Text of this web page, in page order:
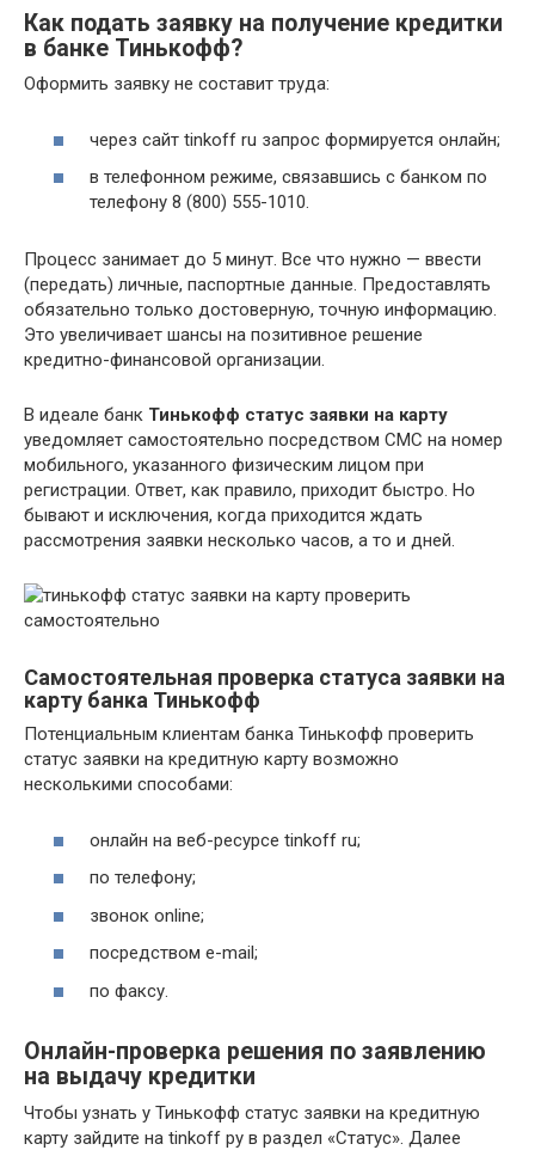
Как подать заявку на получение кредитки
в банке Тинькофф?
Оформить заявку не составит труда:
через сайт tinkoff ru запрос формируется онлайн;
в телефонном режиме, связавшись с банком по
телефону 8 (800) 555-1010.
Процесс занимает до 5 минут. Все что нужно — ввести
(передать) личные, паспортные данные. Предоставлять
обязательно только достоверную, точную информацию.
Это увеличивает шансы на позитивное решение
кредитно-финансовой организации.
В идеале банк Тинькофф статус заявки на карту
уведомляет самостоятельно посредством СМС на номер
мобильного, указанного физическим лицом при
регистрации. Ответ, как правило, приходит быстро. Но
бывают и исключения, когда приходится ждать
рассмотрения заявки несколько часов, а то и дней.
Самостоятельная проверка статуса заявки на
карту банка Тинькофф
Потенциальным клиентам банка Тинькофф проверить
статус заявки на кредитную карту возможно
несколькими способами:
онлайн на веб-ресурсе tinkoff ru;
по телефону;
звонок online;
посредством e-mail;
по факсу.
Онлайн-проверка решения по заявлению
на выдачу кредитки
Чтобы узнать у Тинькофф статус заявки на кредитную
карту зайдите на tinkoff ру в раздел «Статус». Далее